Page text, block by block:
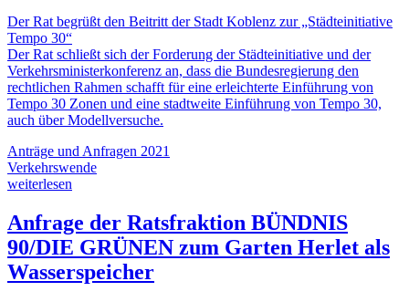
Der Rat begrüßt den Beitritt der Stadt Koblenz zur „Städteinitiative
Tempo 30“
Der Rat schließt sich der Forderung der Städteinitiative und der
Verkehrsministerkonferenz an, dass die Bundesregierung den
rechtlichen Rahmen schafft für eine erleichterte Einführung von
Tempo 30 Zonen und eine stadtweite Einführung von Tempo 30,
auch über Modellversuche.
Anträge und Anfragen 2021
Verkehrswende
weiterlesen
Anfrage der Ratsfraktion BÜNDNIS
90/DIE GRÜNEN zum Garten Herlet als
Wasserspeicher